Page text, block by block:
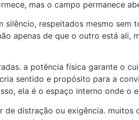
mas o campo permanece
respeitados mesmo sem
apenas de que o outro está ali,
a potência física garante o
sentido e propósito para a
ela é o espaço interno onde o
distração ou exigência.